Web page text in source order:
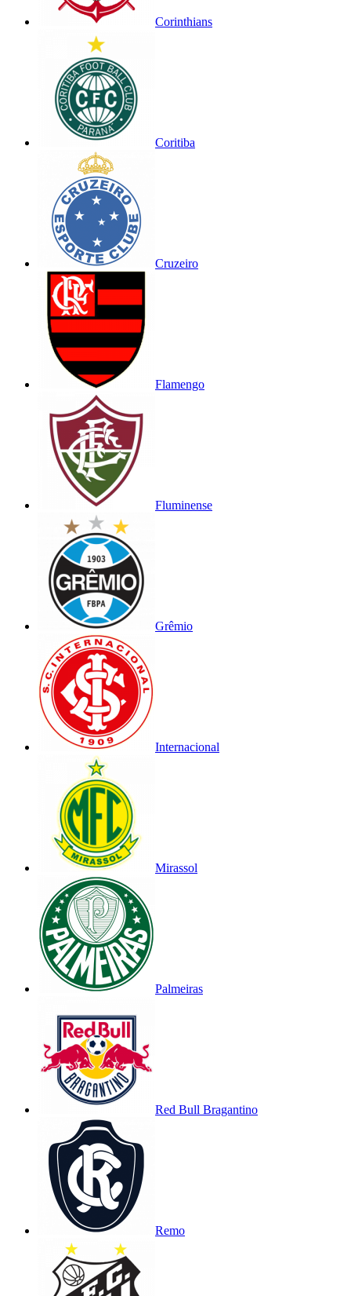
Corinthians
Coritiba
Cruzeiro
Flamengo
Fluminense
Grêmio
Internacional
Mirassol
Palmeiras
Red Bull Bragantino
Remo